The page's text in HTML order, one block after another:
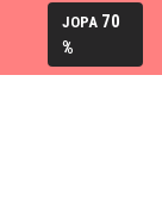
JOPA 70
%